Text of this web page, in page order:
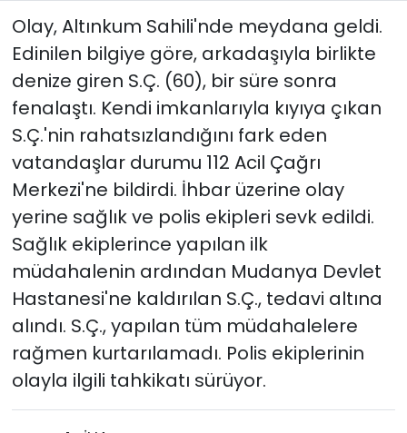
Olay, Altınkum Sahili'nde meydana geldi.
Edinilen bilgiye göre, arkadaşıyla birlikte
denize giren S.Ç. (60), bir süre sonra
fenalaştı. Kendi imkanlarıyla kıyıya çıkan
S.Ç.'nin rahatsızlandığını fark eden
vatandaşlar durumu 112 Acil Çağrı
Merkezi'ne bildirdi. İhbar üzerine olay
yerine sağlık ve polis ekipleri sevk edildi.
Sağlık ekiplerince yapılan ilk
müdahalenin ardından Mudanya Devlet
Hastanesi'ne kaldırılan S.Ç., tedavi altına
alındı. S.Ç., yapılan tüm müdahalelere
rağmen kurtarılamadı. Polis ekiplerinin
olayla ilgili tahkikatı sürüyor.